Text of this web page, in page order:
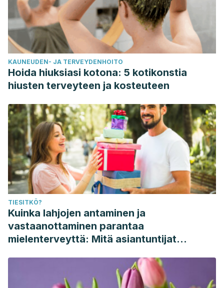
KAUNEUDEN- JA TERVEYDENHOITO
Hoida hiuksiasi kotona: 5 kotikonstia
hiusten terveyteen ja kosteuteen
TIESITKÖ?
Kuinka lahjojen antaminen ja
vastaanottaminen parantaa
mielenterveyttä: Mitä asiantuntijat